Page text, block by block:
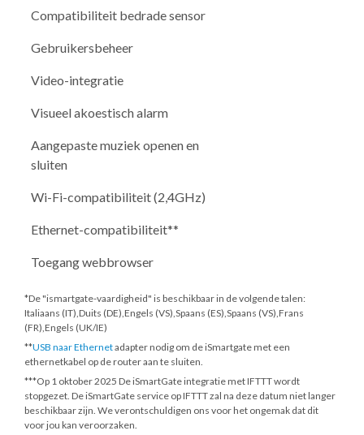
Compatibiliteit bedrade sensor
Gebruikersbeheer
Video-integratie
Visueel akoestisch alarm
Aangepaste muziek openen en
sluiten
Wi-Fi-compatibiliteit (2,4GHz)
Ethernet-compatibiliteit**
Toegang webbrowser
*De "ismartgate-vaardigheid" is beschikbaar in de volgende talen:
Italiaans (IT),Duits (DE),Engels (VS),Spaans (ES),Spaans (VS),Frans
(FR),Engels (UK/IE)
**USB naar Ethernetadapter nodig om de iSmartgate met een
ethernetkabel op de router aan te sluiten.
***Op 1 oktober 2025 De iSmartGate integratie met IFTTT wordt
stopgezet. De iSmartGate service op IFTTT zal na deze datum niet langer
beschikbaar zijn. We verontschuldigen ons voor het ongemak dat dit
voor jou kan veroorzaken.